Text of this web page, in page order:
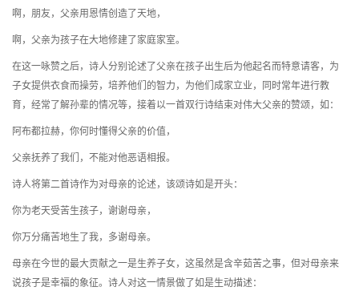
啊，朋友，父亲用恩情创造了天地，
啊，父亲为孩子在大地修建了家庭家室。
在这一咏赞之后，诗人分别论述了父亲在孩子出生后为他起名而特意请客，为
子女提供衣食而操劳，培养他们的智力，为他们成家立业，同时常年进行教
育，经常了解孙辈的情况等，接着以一首双行诗结束对伟大父亲的赞颂，如：
阿布都拉赫，你何时懂得父亲的价值，
父亲抚养了我们，不能对他恶语相报。
诗人将第二首诗作为对母亲的论述，该颂诗如是开头：
你为老天受苦生孩子，谢谢母亲，
你万分痛苦地生了我，多谢母亲。
母亲在今世的最大贡献之一是生养子女，这虽然是含辛茹苦之事，但对母亲来
说孩子是幸福的象征。诗人对这一情景做了如是生动描述：